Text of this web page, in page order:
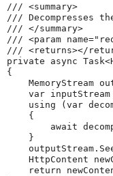
/// <summary>
/// Decompresses
/// </summary>
/// <param
/// <returns></
private async
{
MemoryStream
var
using (var
    {
await
    }
HttpContent
return